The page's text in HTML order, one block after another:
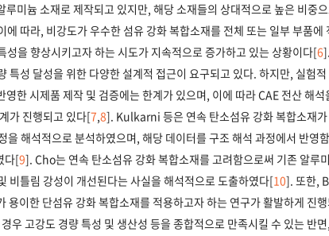
미늄 소재로 제작되고 있지만, 해당 소재들의 상대적으로 높은 비중
따라, 비강도가 우수한 섬유 강화 복합소재를 전체 또는 일부 부품에
성을 향상시키고자 하는 시도가 지속적으로 증가하고 있는 상황이다[6].
특성 달성을 위한 다양한 설계적 접근이 요구되고 있다. 하지만, 실험
한 시제품 제작 및 검증에는 한계가 있으며, 이에 따라 CAE 전산 해석
가 진행되고 있다[7,8]. Kulkarni 등은 연속 탄소섬유 강화 복합소재가
해석적으로 분석하였으며, 해당 데이터를 구조 해석 과정에서 반영
다[9]. Cho는 연속 탄소섬유 강화 복합소재를 고려함으로써 기존 알루
비틀림 강성이 개선된다는 사실을 해석적으로 도출하였다[10]. 또한,
용이한 단섬유 강화 복합소재를 적용하고자 하는 연구가 활발하게 진행
우 고강도 경량 특성 및 생산성 등을 종합적으로 만족시킬 수 있는 반